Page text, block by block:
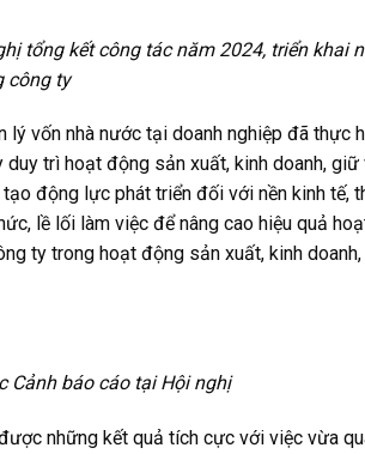
tổng kết công tác năm 2024, triển khai
công ty
lý vốn nhà nước tại doanh nghiệp đã thực
trì hoạt động sản xuất, kinh doanh,
động lực phát triển đối với nền kinh tế,
lề lối làm việc để nâng cao hiệu quả
ty trong hoạt động sản xuất, kinh
Cảnh báo cáo tại Hội nghị
những kết quả tích cực với việc vừa